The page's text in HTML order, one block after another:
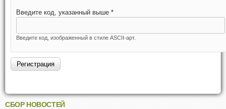
Введите код, указанный выше *
Введите код, изображенный в стиле ASCII-арт.
СБОР НОВОСТЕЙ